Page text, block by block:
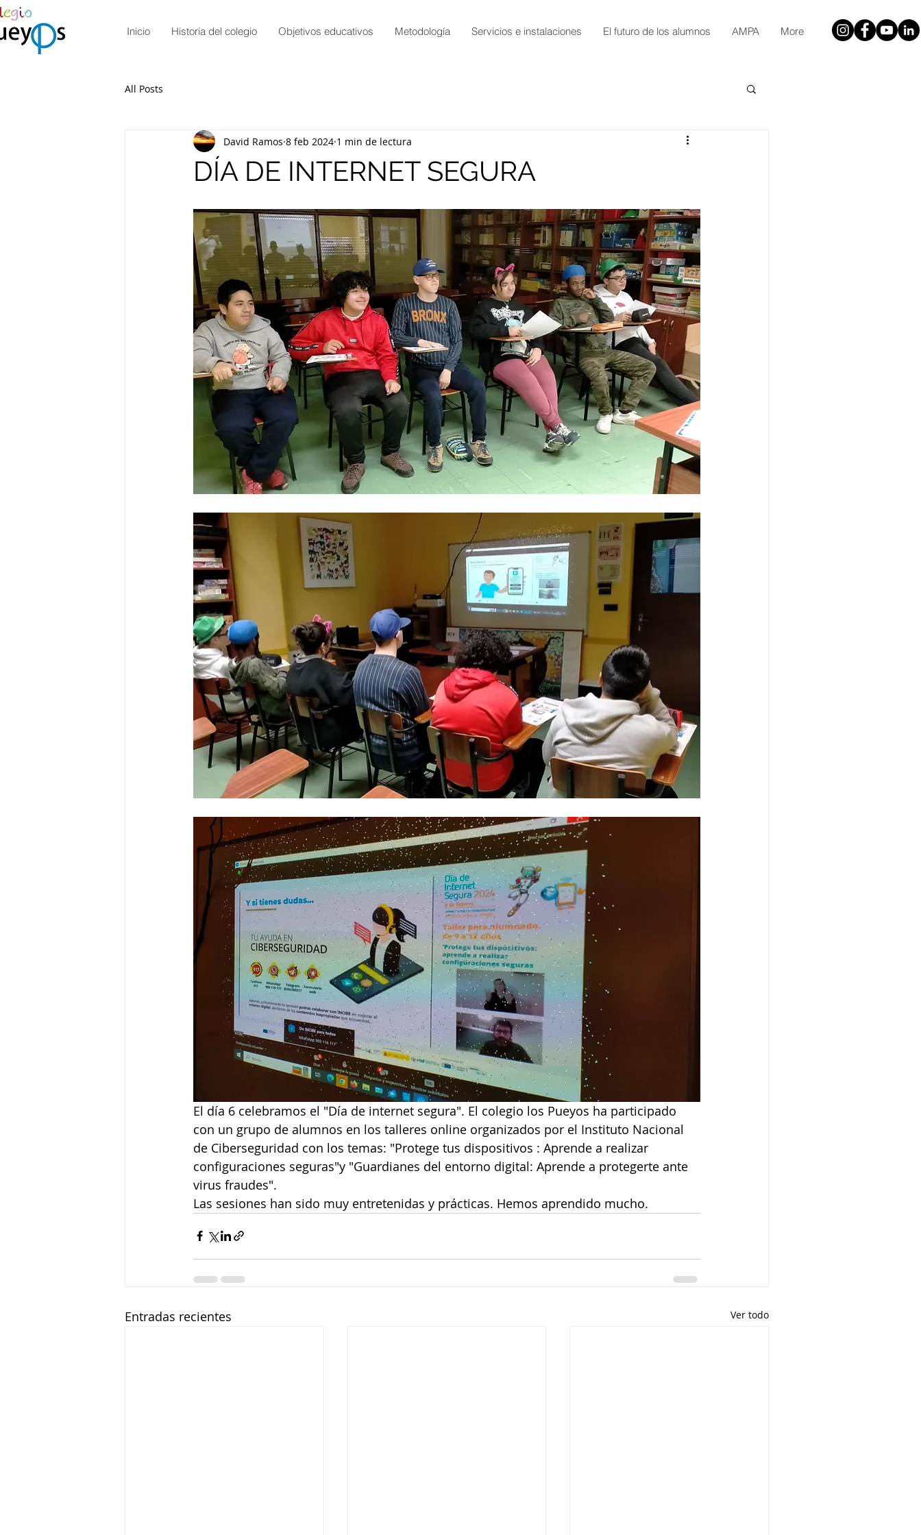
Inicio Historia del colegio Objetivos educativos Metodología Servicios e instalaciones El futuro de los alumnos AMPA More
All Posts
DÍA DE INTERNET SEGURA
David Ramos 8 feb 2024 1 min de lectura
El día 6 celebramos el "Día de internet segura". El colegio los Pueyos ha participado
con un grupo de alumnos en los talleres online organizados por el Instituto Nacional
de Ciberseguridad con los temas: "Protege tus dispositivos : Aprende a realizar
configuraciones seguras"y "Guardianes del entorno digital: Aprende a protegerte ante
virus fraudes".
Las sesiones han sido muy entretenidas y prácticas. Hemos aprendido mucho.
Entradas recientes Ver todo